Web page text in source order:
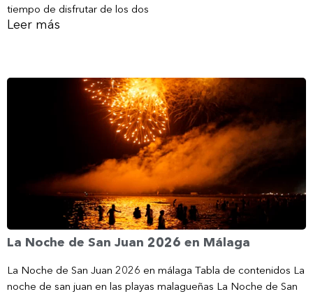
tiempo de disfrutar de los dos
Leer más
La Noche de San Juan 2026 en Málaga
La Noche de San Juan 2026 en málaga Tabla de contenidos La
noche de san juan en las playas malagueñas La Noche de San